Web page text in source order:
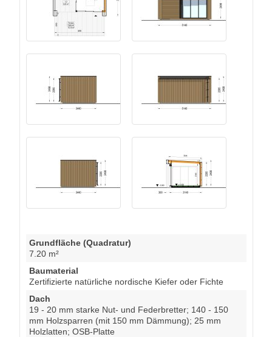
Grundfläche (Quadratur)
7.20 m²
Baumaterial
Zertifizierte natürliche nordische Kiefer oder Fichte
Dach
19 - 20 mm starke Nut- und Federbretter; 140 - 150
mm Holzsparren (mit 150 mm Dämmung); 25 mm
Holzlatten; OSB-Platte